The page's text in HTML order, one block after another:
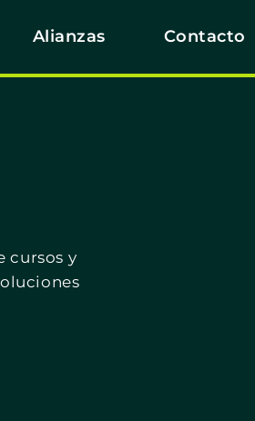
Alianzas Contacto
cursos y